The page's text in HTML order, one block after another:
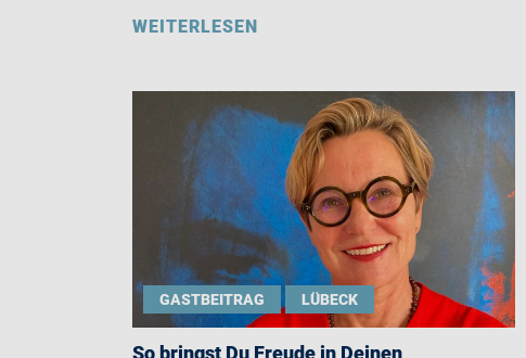
WEITERLESEN
GASTBEITRAG LÜBECK
So bringst Du Freude in Deinen